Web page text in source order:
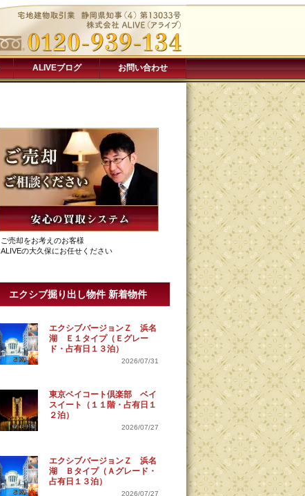
ALIVEブログ お問い合わせ
ご売却をお考えのお客様
ALIVEの大久保にお任せください
エクシブ掘り出し物件 新着物件
エクシブバージョンＺ 浜名
湖 Ｅ１タイプ（Ｅグレー
ド・占有日１３泊）
2026/07/31
東京ベイコート倶楽部 ベイ
スイート（１１階・占有日１
２泊）
2026/07/27
エクシブバージョンＺ 浜名
湖 Ｂタイプ（Ａグレード・
占有日１３泊）
2026/07/27